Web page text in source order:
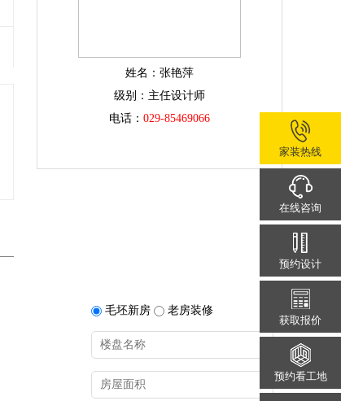
姓名：张艳萍
级别：主任设计师
电话： 029-85469066
毛坯新房 老房装修
家装热线
在线咨询
预约设计
获取报价
预约看工地